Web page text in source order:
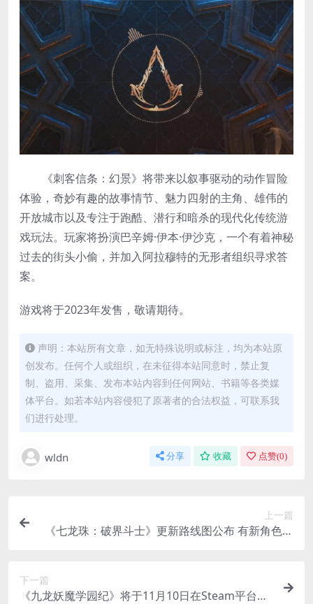
《刺客信条：幻景》将带来以叙事驱动的动作冒险
体验，奇妙有趣的故事情节、魅力四射的主角、雄伟的
开放城市以及专注于跑酷、潜行和暗杀的现代化传统游
戏玩法。玩家将扮演巴辛姆·伊本·伊沙克，一个有着神秘
过去的街头小偷，并加入阿拉穆特的无形者组织寻求答
案。
游戏将于2023年发售，敬请期待。
声明：本站所有文章，如无特殊说明或标注，均为本站原
创发布。任何个人或组织，在未征得本站同意时，禁止复
制、盗用、采集、发布本站内容到任何网站、书籍等各类媒
体平台。如若本站内容侵犯了原著者的合法权益，可联系我
们进行处理。
wldn 分享 收藏 点赞(0)
上一篇
《七龙珠：破界斗士》更新路线图公布 有新角色和
下一篇
《九龙妖魔学园纪》将于11月10日在Steam平台发